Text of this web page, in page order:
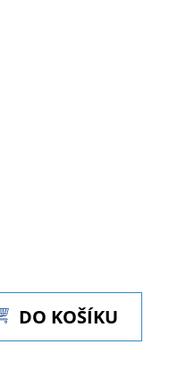
DO KOŠÍKU